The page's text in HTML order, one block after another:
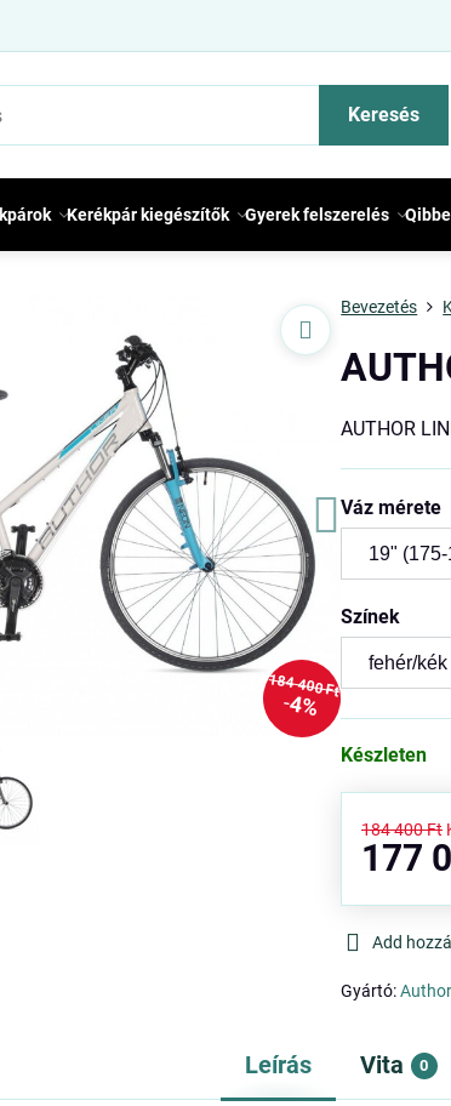
Keresés
Kerékpár kiegészítők Gyerek felszerelés Qibbel
184 400 Ft
4%
Bevezetés
AUTHOR
Váz mérete
Színek
Készleten
184 400 Ft
177
Add
Gyártó:Author
Leírás Vita 0